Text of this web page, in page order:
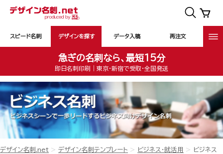
スピード名刺 デザインを探す データ入稿 再注文
急ぎの名刺なら、最短15分
即日名刺印刷｜東京・新宿で受取・全国発送
デザイン名刺.net デザイン名刺テンプレート ビジネス・就活用
ビジネス